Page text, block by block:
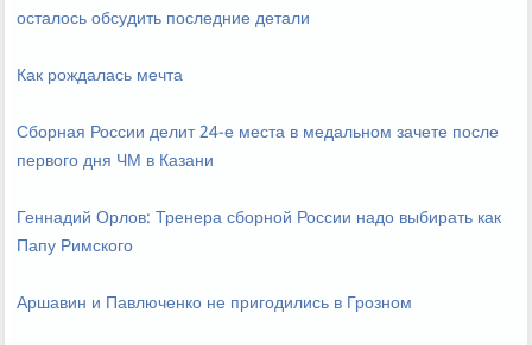
осталось обсудить последние детали
Как рождалась мечта
Сборная России делит 24-е места в медальном зачете после
первого дня ЧМ в Казани
Геннадий Орлов: Тренера сборной России надо выбирать как
Папу Римского
Аршавин и Павлюченко не пригодились в Грозном